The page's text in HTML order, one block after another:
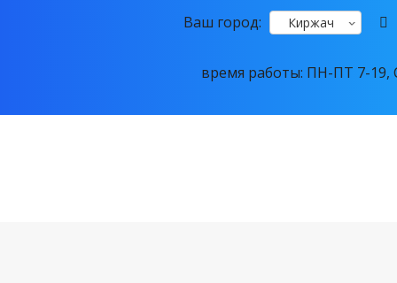
Ваш город: Киржач
время работы: ПН-ПТ 7-19,